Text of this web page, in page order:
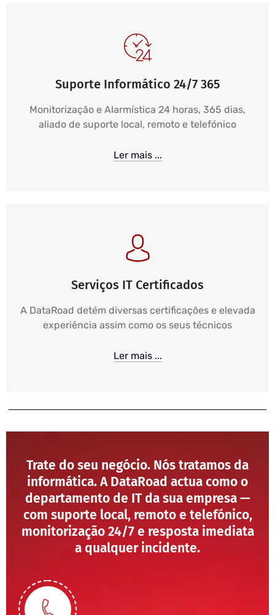
Suporte Informático 24/7 365
Monitorização e Alarmística 24 horas, 365 dias,
aliado de suporte local, remoto e telefónico
Ler mais ...
Serviços IT Certificados
A DataRoad detém diversas certificações e elevada
experiência assim como os seus técnicos
Ler mais ...
Trate do seu negócio. Nós tratamos da
informática. A DataRoad actua como o
departamento de IT da sua empresa —
com suporte local, remoto e telefónico,
monitorização 24/7 e resposta imediata
a qualquer incidente.